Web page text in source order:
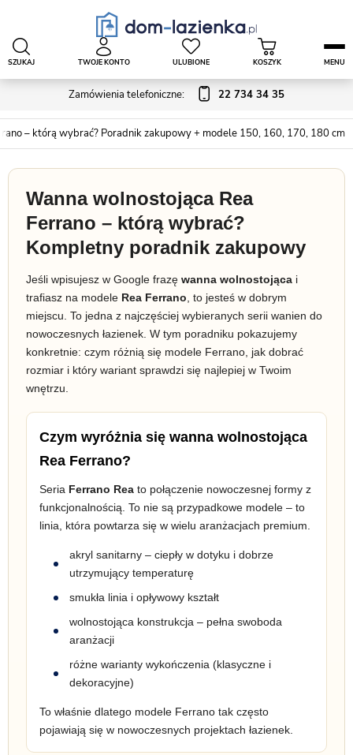
Zamówienia telefoniczne: 22 734 34 35
SZUKAJ TWOJE KONTO ULUBIONE KOSZYK MENU
– którą wybrać? Poradnik zakupowy + modele 150, 160, 170, 180 cm
Wanna wolnostojąca Rea
Ferrano – którą wybrać?
Kompletny poradnik zakupowy
Jeśli wpisujesz w Google frazę wanna wolnostojąca i
trafiasz na modele Rea Ferrano , to jesteś w dobrym
miejscu. To jedna z najczęściej wybieranych serii wanien do
nowoczesnych łazienek. W tym poradniku pokazujemy
konkretnie: czym różnią się modele Ferrano, jak dobrać
rozmiar i który wariant sprawdzi się najlepiej w Twoim
wnętrzu.
Czym wyróżnia się wanna wolnostojąca
Rea Ferrano?
Seria Ferrano Rea to połączenie nowoczesnej formy z
funkcjonalnością. To nie są przypadkowe modele – to
linia, która powtarza się w wielu aranżacjach premium.
akryl sanitarny – ciepły w dotyku i dobrze
utrzymujący temperaturę
smukła linia i opływowy kształt
wolnostojąca konstrukcja – pełna swoboda
aranżacji
różne warianty wykończenia (klasyczne i
dekoracyjne)
To właśnie dlatego modele Ferrano tak często
pojawiają się w nowoczesnych projektach łazienek.